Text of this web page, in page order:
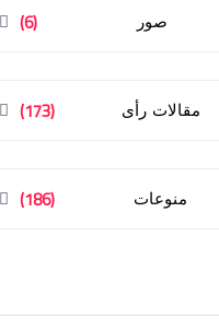
صور (6)
مقالات رأى (173)
منوعات (186)